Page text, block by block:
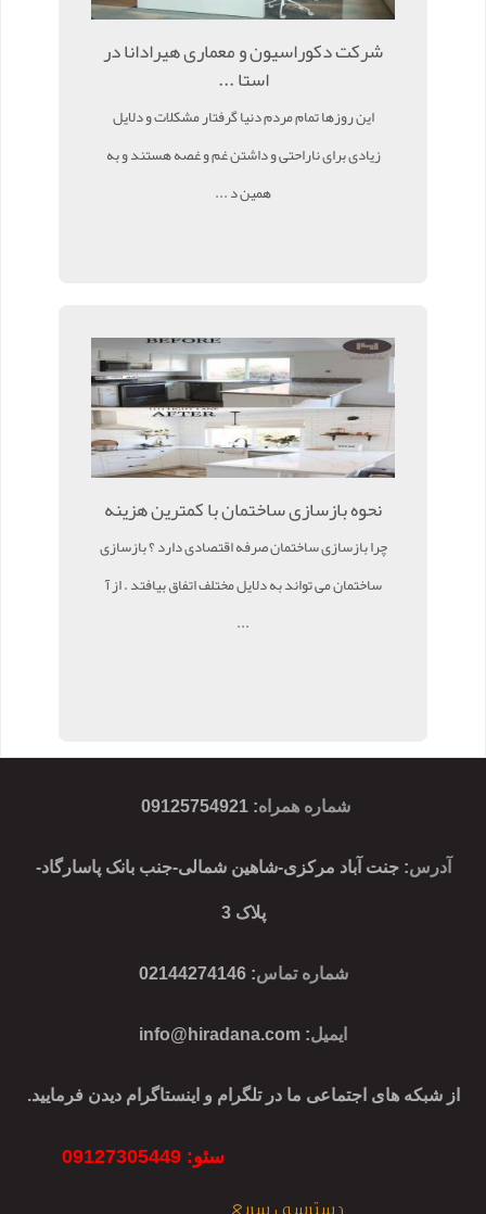
شرکت دکوراسیون و معماری هیرادانا در
استا ...
این روزها تمام مردم دنیا گرفتار مشکلات و دلایل
زیادی برای ناراحتی و داشتن غم و غصه هستند و به
همین د ...
نحوه بازسازی ساختمان با کمترین هزینه
چرا بازسازی ساختمان صرفه اقتصادی دارد ؟ بازسازی
ساختمان می تواند به دلایل مختلف اتفاق بیافتد . از آ
...
شماره همراه:
09125754921
آدرس: جنت آباد مرکزی-شاهین شمالی-جنب بانک پاسارگاد-
پلاک 3
شماره تماس: 02144274146
ایمیل:
info@hiradana.com
از شبکه های اجتماعی ما در تلگرام و اینستاگرام دیدن فرمایید.
سئو: 09127305449